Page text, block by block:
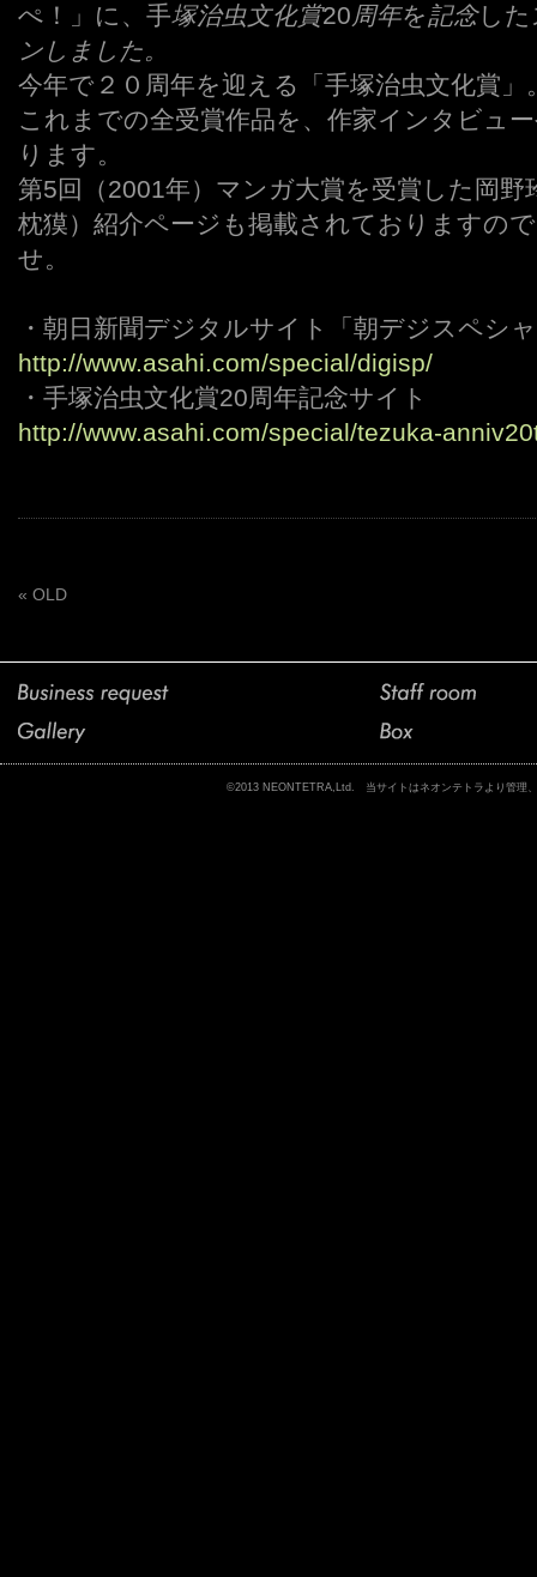
ぺ！」に、手塚治虫文化賞20周年を記念した
ンしました。
今年で２０周年を迎える「手塚治虫文化賞」
これまでの全受賞作品を、作家インタビュ
ります。
第5回（2001年）マンガ大賞を受賞した岡野
枕獏）紹介ページも掲載されておりますの
せ。
・朝日新聞デジタルサイト「朝デジスペシ
http://www.asahi.com/special/digisp/
・手塚治虫文化賞20周年記念サイト
http://www.asahi.com/special/tezuka-
« OLD
©2013 NEONTETRA,Ltd. 当サイトはネオンテトラより管理